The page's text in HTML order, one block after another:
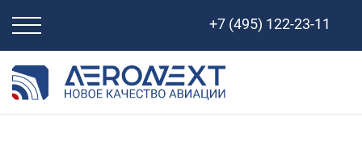
Свернуть
навигацию
+7 (495) 122-23-11